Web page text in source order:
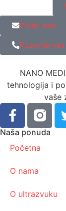
Pišite nam
Pozovite nas
NANO
tehnologija i
vaše
Naša ponuda
Početna
O nama
O ultrazvuku